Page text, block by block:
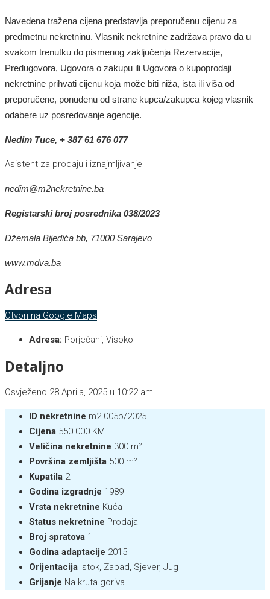
Navedena tražena cijena predstavlja preporučenu cijenu za
predmetnu nekretninu. Vlasnik nekretnine zadržava pravo da u
svakom trenutku do pismenog zaključenja Rezervacije,
Predugovora, Ugovora o zakupu ili Ugovora o kupoprodaji
nekretnine prihvati cijenu koja može biti niža, ista ili viša od
preporučene, ponuđenu od strane kupca/zakupca kojeg vlasnik
odabere uz posredovanje agencije.
Nedim Tuce, + 387 61 676 077
Asistent za prodaju i iznajmljivanje
nedim@m2nekretnine.ba
Registarski broj posrednika 038/2023
Džemala Bijedića bb, 71000 Sarajevo
www.mdva.ba
Adresa
Otvori na Google Maps
Adresa: Porječani, Visoko
Detaljno
Osvježeno 28 Aprila, 2025 u 10:22 am
ID nekretnine m2 005p/2025
Cijena 550.000 KM
Veličina nekretnine 300 m²
Površina zemljišta 500 m²
Kupatila 2
Godina izgradnje 1989
Vrsta nekretnine Kuća
Status nekretnine Prodaja
Broj spratova 1
Godina adaptacije 2015
Orijentacija Istok, Zapad, Sjever, Jug
Grijanje Na kruta goriva